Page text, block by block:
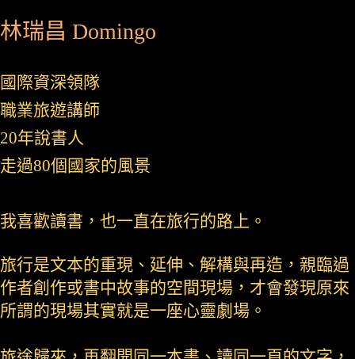
林瑞昌 Domingo
國際資深領隊
職業旅遊講師
20年說書人
走過80個國家的風景
我喜歡讀書，也一直在旅行的路上。
旅行是文本的重現、延伸、解構與再造，親臨過
作者創作或書中故事的空間現場，才會發現原來
所謂的現場其實就是一座心靈劇場。